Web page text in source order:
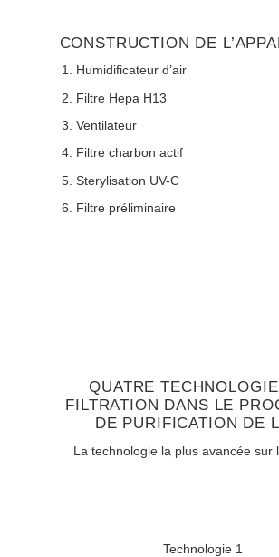
CONSTRUCTION DE
Humidificateur d’air
Filtre Hepa H13
Ventilateur
Filtre charbon actif
Sterylisation UV-C
Filtre préliminaire
QUATRE
FILTRATION DANS LE
DE PURIFICATION DE
La technologie la plus avancée sur
Technologie 1